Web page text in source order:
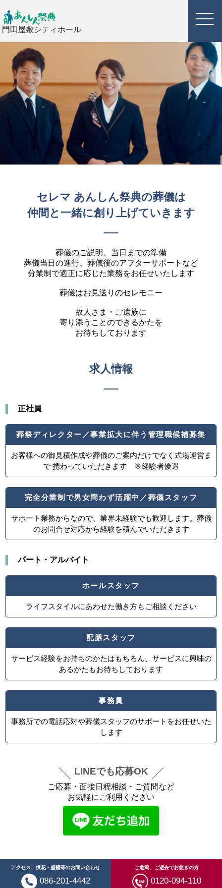
門田屋敷シティホール
セレマ あんしん祭典の葬儀は
仲間と一緒に創り上げていきます
葬儀のご説明、当日までの準備
葬儀当日の進行、葬儀後のアフターサポートなど
分業制で適正に応じた業務をお任せいたします
葬儀はお見送りのセレモニー
故人さま・ご遺族に
寄り添うことのできるかたを
お待ちしております
求人情報
正社員
葬祭ディレクター／事業拡大に伴う管理職候補募集
お客様への御見積作成や葬儀のご案内だけでなく式場運営ま
で 携わっていただきます ※経験者優遇
完全分業制で男女問わず活躍中／葬儀スタッフ
サポート業務からなので、業界未経験でも歓迎します。葬儀
のお問合せ対応から経験を積んでいただきます
パート・アルバイト
ホールスタッフ
ライフスタイルにあわせた働き方もご相談ください
配膳スタッフ
サービス経験をお持ちのかたはもちろん、サービスに興味の
あるかたもお待ちしております
事務員
事務所での電話応対や葬儀スタッフのサポートをお任せいた
します
LINEでも応募OK
ご応募・面接日程相談・ご質問など
お気軽にご利用ください
ご危篤、ご逝去でお急ぎの方
0120-094-110
アクセス、供花・盛籠等のお問い合わせ
086-201-4442